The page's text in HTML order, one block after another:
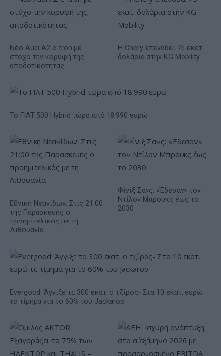
Νέο Audi A2 e-tron με
στόχο την κορυφή της
αποδοτικότητας
Η Chery επενδύει 75 εκατ.
δολάρια στην KG Mobility
Το FIAT 500 Hybrid τώρα από 18.990 ευρώ
Εθνική Νεανίδων: Στις 21:00
της Παρασκευής ο
προημιτελικός με τη
Λιθουανία
Φίνιξ Σανς: «Έδεσαν» τον
Ντίλον Μπρουκς έως το
2030
Evergood: Άγγιξε τα 300 εκατ. ο τζίρος- Στα 10 εκατ. ευρώ
το τίμημα για το 60% του Jackaroo